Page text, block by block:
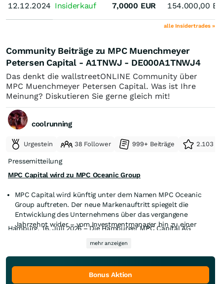
12.12.2024
12.12.2024 Insiderkauf 7,0000 EUR 154.000,00
alle Insidertrades »
Community Beiträge zu MPC Muenchmeyer
Petersen Capital - A1TNWJ - DE000A1TNWJ4
Das denkt die wallstreetONLINE Community über
MPC Muenchmeyer Petersen Capital. Was ist Ihre
Meinung? Diskutieren Sie gerne gleich mit!
coolrunning
Urgestein 38 Follower 999+ Beiträge 2.103
Pressemitteilung
MPC Capital wird zu MPC Oceanic Group
MPC Capital wird künftig unter dem Namen MPC Oceanic
Group auftreten. Der neue Markenauftritt spiegelt die
Entwicklung des Unternehmens über das vergangene
Jahrzehnt wider – vom Investmentmanager hin zu einer
den Bereichen Maritime Wirtschaft und Energie.
nächste Wachstumsphase.
Hamburg, 16. Juli 2026 – Die Hamburger MPC Capital AG
Group AG („MPC Oceanic“, „die Gruppe“) aufzutreten.
„Oceanic“, der den Ozean als Grundlage der Aktivitäten der
mehr anzeigen
Bonus Aktion